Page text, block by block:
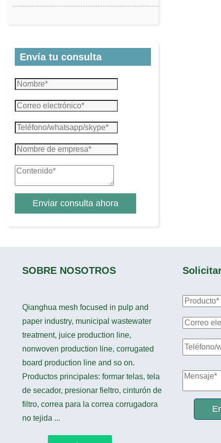
Envía tu consulta
Enviar consulta ahora
SOBRE NOSOTROS
Qianghua mesh focused in pulp and
paper industry, municipal wastewater
treatment, juice production line,
nonwoven production line, corrugated
board production line and so on.
Productos principales: formar telas, tela
de secador, presionar fieltro, cinturón de
filtro, correa para la correa corrugadora
no tejida ...